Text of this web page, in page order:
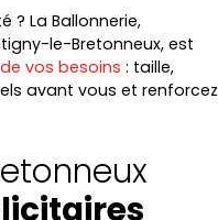
? La Ballonnerie,
le-Bretonneux, est
vos besoins : taille,
avant vous et renforcez